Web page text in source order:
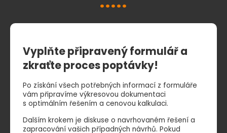
Vyplňte připravený formulář a
zkraťte proces poptávky!
Po získání všech potřebných informací z formuláře
vám připravíme výkresovou dokumentaci
s optimálním řešením a cenovou kalkulaci.
Dalším krokem je diskuse o navrhovaném řešení a
zapracování vašich případných návrhů. Pokud